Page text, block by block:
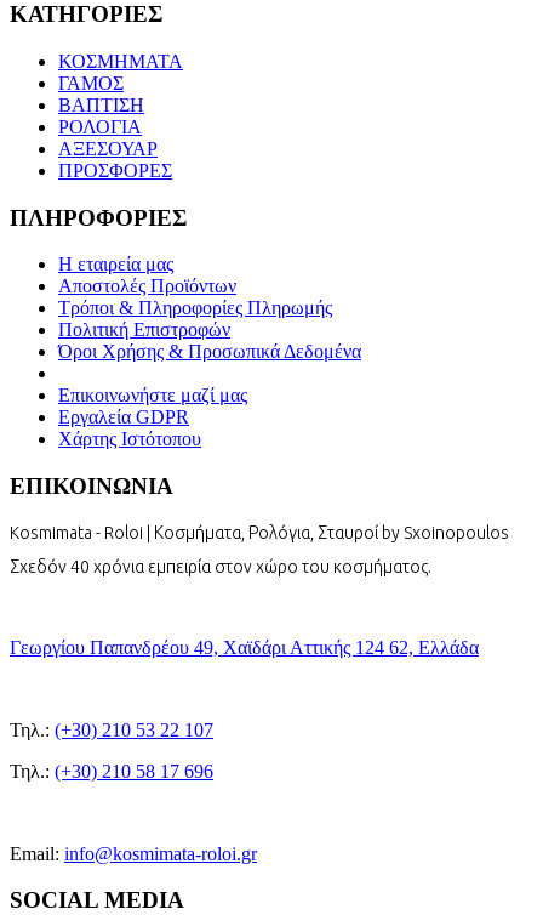
ΚΑΤΗΓΟΡΙΕΣ
ΚΟΣΜΗΜΑΤΑ
ΓΑΜΟΣ
ΒΑΠΤΙΣΗ
ΡΟΛΟΓΙΑ
ΑΞΕΣΟΥΑΡ
ΠΡΟΣΦΟΡΕΣ
ΠΛΗΡΟΦΟΡΙΕΣ
Η εταιρεία μας
Αποστολές Προϊόντων
Τρόποι & Πληροφορίες Πληρωμής
Πολιτική Επιστροφών
Όροι Χρήσης & Προσωπικά Δεδομένα
Επικοινωνήστε μαζί μας
Εργαλεία GDPR
Χάρτης Ιστότοπου
ΕΠΙΚΟΙΝΩΝΙΑ
Kosmimata - Roloi | Κοσμήματα, Ρολόγια, Σταυροί by Sxoinopoulos
Σχεδόν 40 χρόνια εμπειρία στον χώρο του κοσμήματος.
Γεωργίου Παπανδρέου 49, Χαϊδάρι Αττικής 124 62, Ελλάδα
Τηλ.: (+30) 210 53 22 107
Τηλ.: (+30) 210 58 17 696
Email: info@kosmimata-roloi.gr
SOCIAL MEDIA